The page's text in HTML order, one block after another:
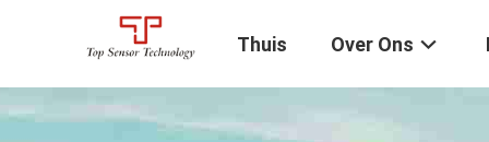
Thuis Over Ons